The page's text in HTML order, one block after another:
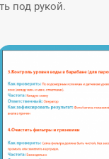
под рукой.